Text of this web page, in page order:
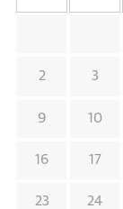
2 3
9 10
16 17
23 24